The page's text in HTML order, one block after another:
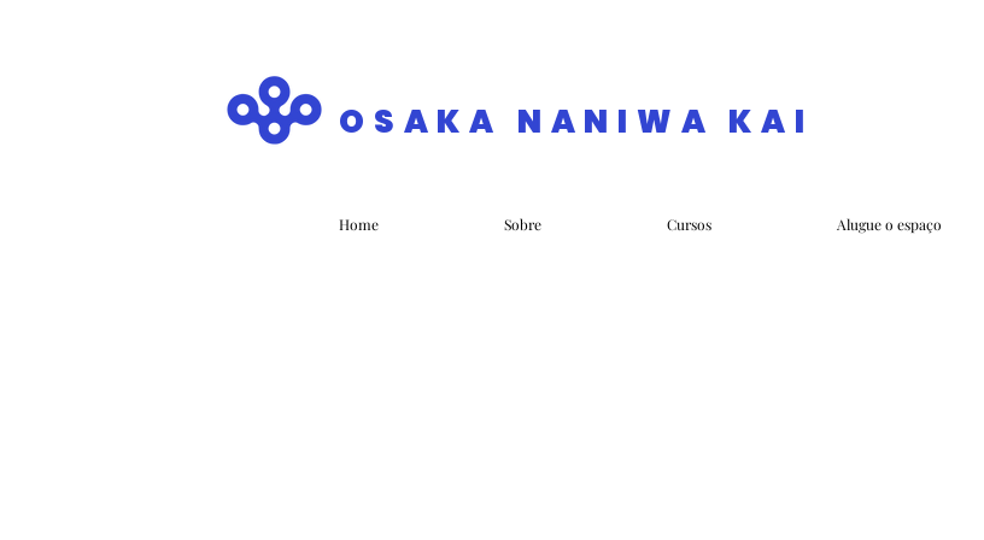
OSAKA NANIWA KAI
Home Sobre Cursos Alugue o espaço